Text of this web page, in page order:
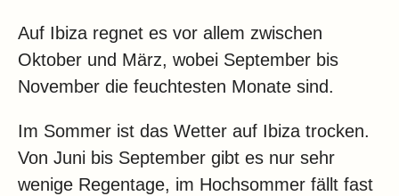
Auf Ibiza regnet es vor allem zwischen
Oktober und März, wobei September bis
November die feuchtesten Monate sind.
Im Sommer ist das Wetter auf Ibiza trocken.
Von Juni bis September gibt es nur sehr
wenige Regentage, im Hochsommer fällt fast